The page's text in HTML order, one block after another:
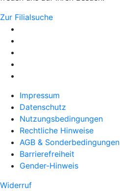
Zur Filialsuche
Impressum
Datenschutz
Nutzungsbedingungen
Rechtliche Hinweise
AGB & Sonderbedingungen
Barrierefreiheit
Gender-Hinweis
Widerruf